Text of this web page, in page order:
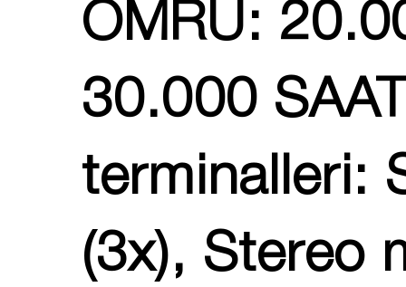
ÖMRÜ:
30.000
terminalleri:
(3x), Stereo